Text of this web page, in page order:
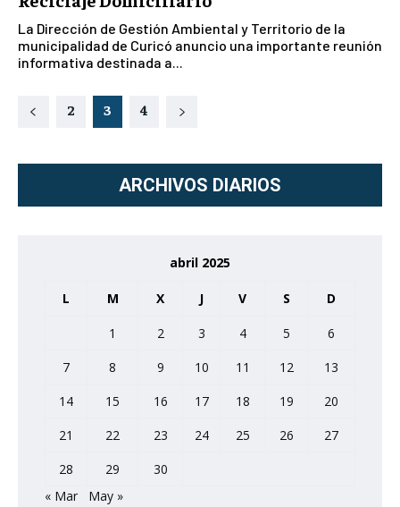
La Dirección de Gestión Ambiental y Territorio de la
municipalidad de Curicó anuncio una importante reunión
informativa destinada a...
2 3 4
ARCHIVOS DIARIOS
abril 2025
L M X J V S D
1 2 3 4 5
6
7
8 9 10 11 12
13
14
15 16 17 18 19
20
21
22 23 24 25 26
27
28
29
30
« Mar
May »